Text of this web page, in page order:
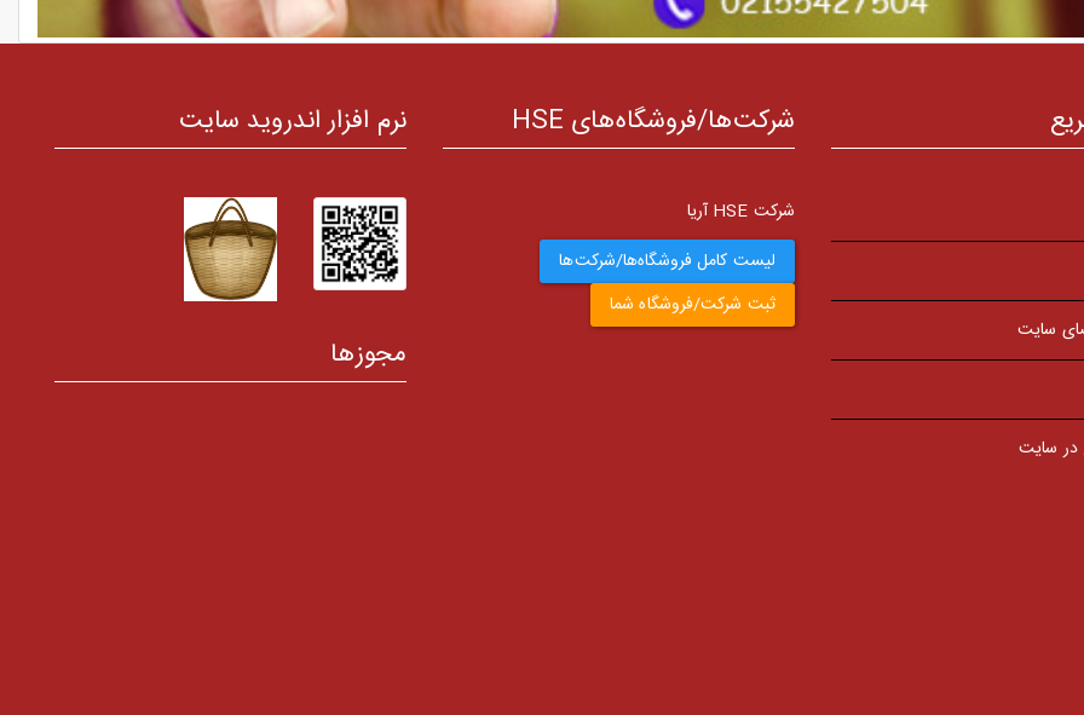
سایت
در سایت
شرکت‌ها/فروشگاه‌های HSE
شرکت HSE آریا
لیست کامل فروشگاه‌ها/شرکت‌ها
ثبت شرکت/فروشگاه شما
نرم افزار اندروید سایت
مجوزها